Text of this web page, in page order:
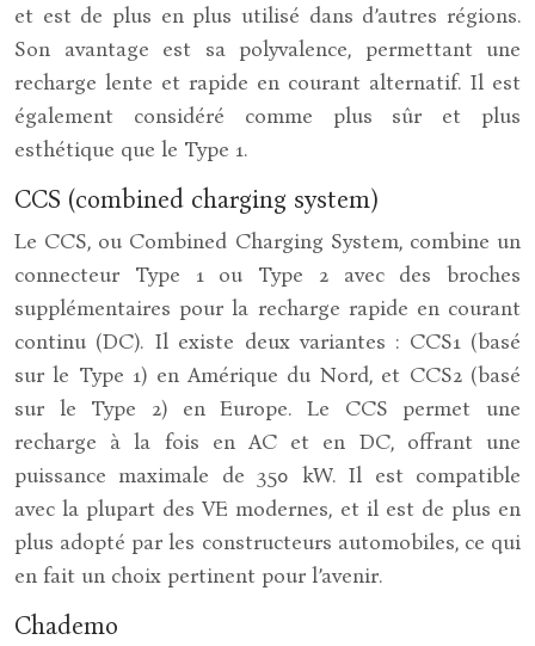
et est de plus en plus utilisé dans d’autres régions.
Son avantage est sa polyvalence, permettant une
recharge lente et rapide en courant alternatif. Il est
également considéré comme plus sûr et plus
esthétique que le Type 1.
CCS (combined charging system)
Le CCS, ou Combined Charging System, combine un
connecteur Type 1 ou Type 2 avec des broches
supplémentaires pour la recharge rapide en courant
continu (DC). Il existe deux variantes : CCS1 (basé
sur le Type 1) en Amérique du Nord, et CCS2 (basé
sur le Type 2) en Europe. Le CCS permet une
recharge à la fois en AC et en DC, offrant une
puissance maximale de 350 kW. Il est compatible
avec la plupart des VE modernes, et il est de plus en
plus adopté par les constructeurs automobiles, ce qui
en fait un choix pertinent pour l’avenir.
Chademo